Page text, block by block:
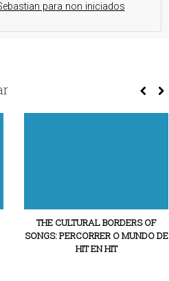
para non iniciados
THE CULTURAL BORDERS OF
SONGS: PERCORRER O MUNDO DE
HIT EN HIT